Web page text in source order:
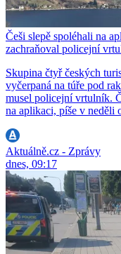
Češi slepě spoléhali na
zachraňoval policejní
Skupina čtyř českých
vyčerpaná na túře pod
musel policejní vrtulník.
na aplikaci, píše v neděli
Aktuálně.cz - Zprávy
dnes, 09:17